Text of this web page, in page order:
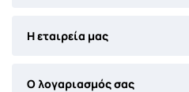
Η εταιρεία μας
Ο λογαριασμός σας